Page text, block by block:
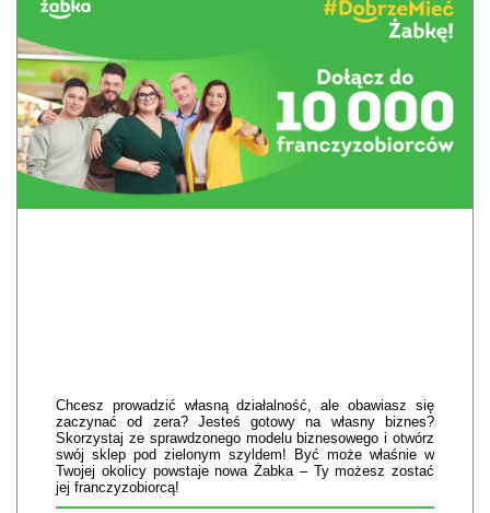
Chcesz prowadzić własną działalność, ale obawiasz się
zaczynać od zera? Jesteś gotowy na własny biznes?
Skorzystaj ze sprawdzonego modelu biznesowego i otwórz
swój sklep pod zielonym szyldem! Być może właśnie w
Twojej okolicy powstaje nowa Żabka – Ty możesz zostać
jej franczyzobiorcą!